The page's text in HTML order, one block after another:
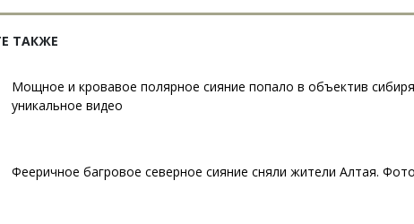
ТАКЖЕ
Мощное и кровавое полярное сияние попало в объектив
уникальное видео
Фееричное багровое северное сияние сняли жители Алтая. Фото